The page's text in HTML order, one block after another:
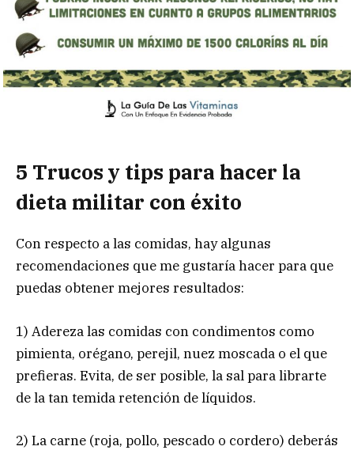
5 Trucos y tips para hacer la
dieta militar con éxito
Con respecto a las comidas, hay algunas
recomendaciones que me gustaría hacer para que
puedas obtener mejores resultados:
1) Adereza las comidas con condimentos como
pimienta, orégano, perejil, nuez moscada o el que
prefieras. Evita, de ser posible, la sal para librarte
de la tan temida retención de líquidos.
2) La carne (roja, pollo, pescado o cordero) deberás